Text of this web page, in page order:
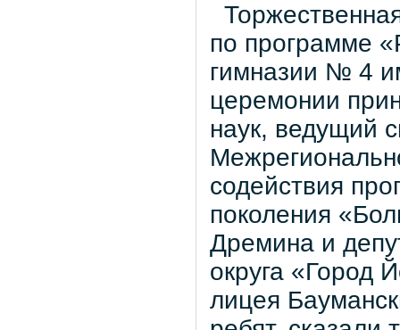
по программе
гимназии № 4
церемонии
наук, ведущий
содействия
поколения
Дремина и
округа «Город
лицея